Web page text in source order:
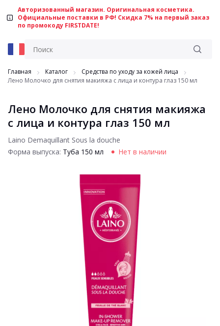
Авторизованный магазин. Оригинальная косметика.
Официальные поставки в РФ! Скидка 7% на первый заказ
по промокоду FIRSTDATE!
Главная Каталог
Средства по уходу за кожей лица
Лено Молочко для снятия макияжа с лица и контура глаз 150 мл
Лено Молочко для снятия макияжа
с лица и контура глаз 150 мл
Laino Demaquillant Sous la douche
Форма выпуска: Туба 150 мл Нет в наличии